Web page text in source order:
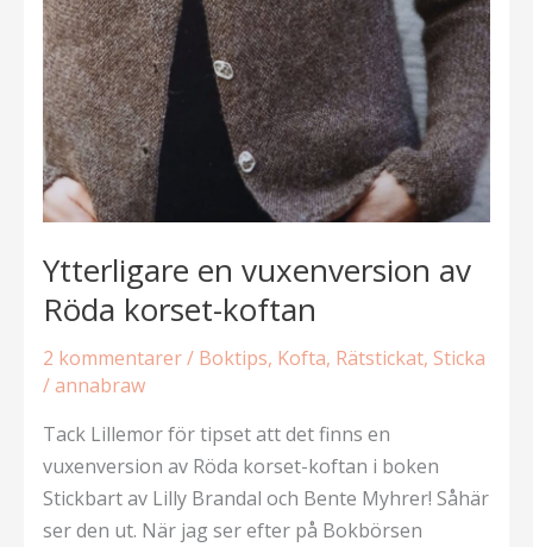
Ytterligare en vuxenversion av
Röda korset-koftan
2 kommentarer/ Boktips, Kofta, Rätstickat, Sticka
/annabraw
Tack Lillemor för tipset att det finns en
vuxenversion av Röda korset-koftan i boken
Stickbart av Lilly Brandal och Bente Myhrer! Såhär
ser den ut. När jag ser efter på Bokbörsen